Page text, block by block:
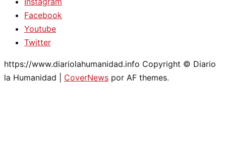
Facebook
Youtube
Twitter
https://www.diariolahumanidad.info Copyright © Diario
la Humanidad
CoverNews por AF themes.